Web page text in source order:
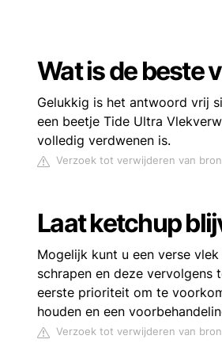
Wat is de beste
Gelukkig is het antwoord vrij
een beetje Tide Ultra
volledig verdwenen is.
Verzoek tot verwijderen van bron
Laat ketchup
Mogelijk kunt u een verse
schrapen en deze
eerste prioriteit om te
houden en een
Verzoek tot verwijderen van bron